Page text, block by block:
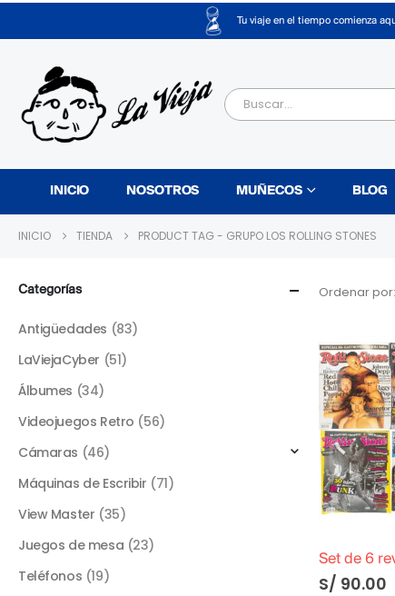
Tu viaje en el tiempo comienza
INICIO NOSOTROS MUÑECOS BLOG
INICIO TIENDA PRODUCT TAG - GRUPO LOS ROLLING STONES
Ordenar por:
S/ 90.00
Categorías
Antigüedades (83)
LaViejaCyber (51)
Álbumes (34)
Videojuegos Retro (56)
Cámaras (46)
Máquinas de Escribir (71)
View Master (35)
Juegos de mesa (23)
Teléfonos (19)